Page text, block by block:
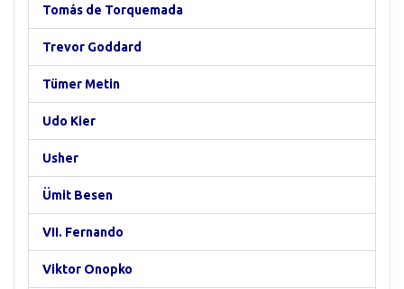
Tomás de Torquemada
Trevor Goddard
Tümer Metin
Udo Kier
Usher
Ümit Besen
VII. Fernando
Viktor Onopko